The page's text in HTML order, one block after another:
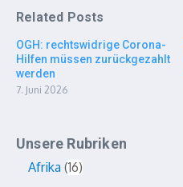
Related Posts
OGH: rechtswidrige Corona-
Hilfen müssen zurückgezahlt
werden
7. Juni 2026
Unsere Rubriken
Afrika 16